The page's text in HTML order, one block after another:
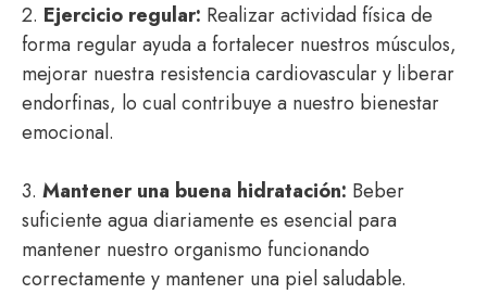
2. Ejercicio regular: Realizar actividad física de
forma regular ayuda a fortalecer nuestros músculos,
mejorar nuestra resistencia cardiovascular y liberar
endorfinas, lo cual contribuye a nuestro bienestar
emocional.
3. Mantener una buena hidratación: Beber
suficiente agua diariamente es esencial para
mantener nuestro organismo funcionando
correctamente y mantener una piel saludable.